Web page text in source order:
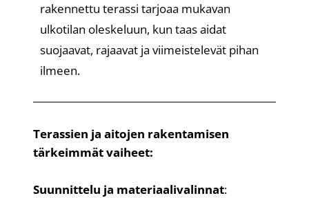
rakennettu terassi tarjoaa mukavan
ulkotilan oleskeluun, kun taas aidat
suojaavat, rajaavat ja viimeistelevät pihan
ilmeen.
Terassien ja aitojen rakentamisen
tärkeimmät vaiheet:
Suunnittelu ja materiaalivalinnat: